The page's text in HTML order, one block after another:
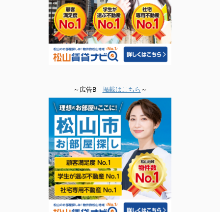
～広告B 掲載はこちら ～